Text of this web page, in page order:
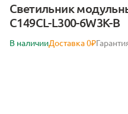
Светильник
C149CL-L300-6W3K-B
В наличииДоставка 0₽